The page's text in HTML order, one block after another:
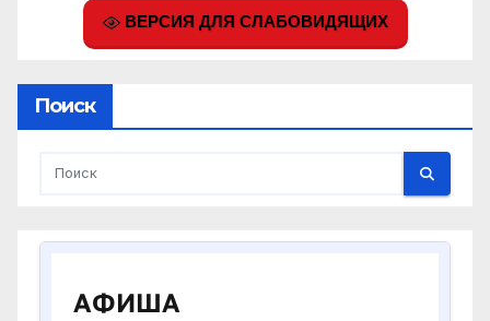
ВЕРСИЯ ДЛЯ СЛАБОВИДЯЩИХ
Поиск